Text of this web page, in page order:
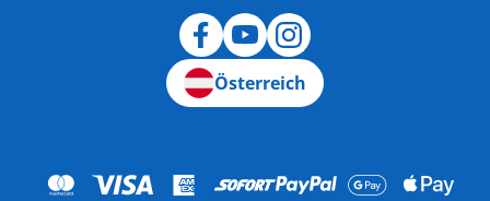
Österreich